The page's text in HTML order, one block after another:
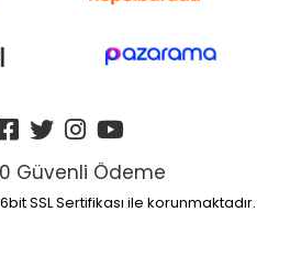
Güvenli Ödeme
SSL Sertifikası ile korunmaktadır.